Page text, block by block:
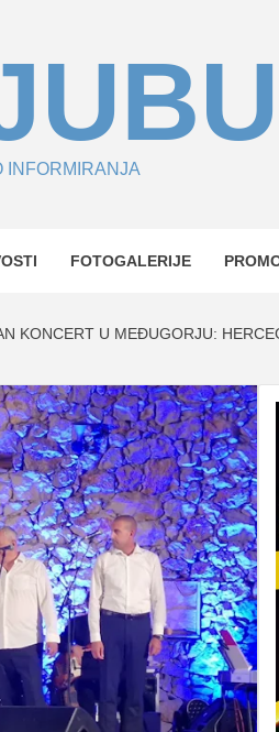
INFORMIRANJA
FOTOGALERIJE
KONCERT U MEĐUGORJU: